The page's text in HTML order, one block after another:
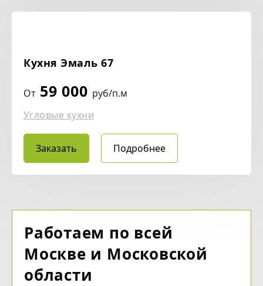
Кухня Эмаль 67
От 59 000 руб/п.м
Угловые кухни
Заказать Подробнее
Работаем по всей
Москве и Московской
области